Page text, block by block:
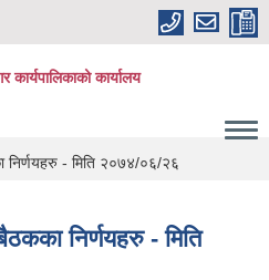
कार्यपालिकाको कार्यालय
निर्णयहरु - मिति २०७४/०६/२६
निर्णयहरु - मिति